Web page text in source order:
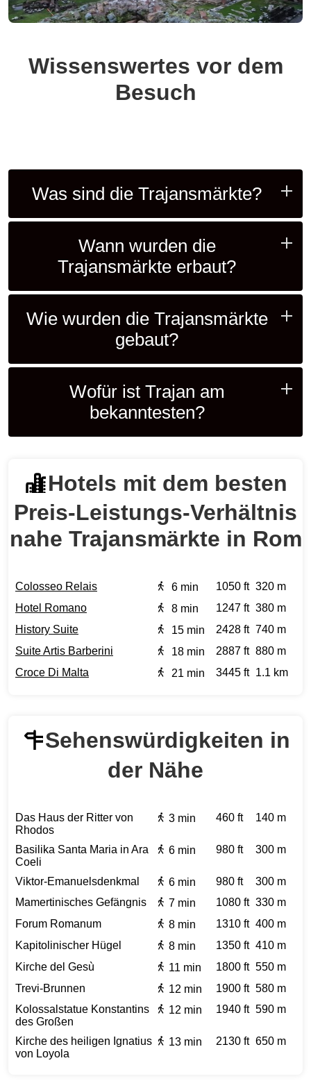
Wissenswertes vor dem
Besuch
Was sind die Trajansmärkte?
Wann wurden die
Trajansmärkte erbaut?
Wie wurden die Trajansmärkte
gebaut?
Wofür ist Trajan am
bekanntesten?
Hotels mit dem besten
Preis‑Leistungs‑Verhältnis
nahe Trajansmärkte in Rom
Colosseo Relais 6 min 1050 ft 320 m
Hotel Romano
8 min 1247 ft 380 m
History Suite
15 min 2428 ft 740 m
Suite Artis Barberini
18 min 2887 ft 880 m
Croce Di Malta
21 min 3445 ft 1.1 km
Sehenswürdigkeiten in
der Nähe
Das Haus der Ritter von
Rhodos
3 min 460 ft 140 m
Basilika Santa Maria in Ara
Coeli
6 min 980 ft 300 m
Viktor-Emanuelsdenkmal 6 min 980 ft
300 m
Mamertinisches Gefängnis
7 min 1080 ft 330 m
Forum Romanum
8 min 1310 ft 400 m
Kapitolinischer Hügel
8 min 1350 ft 410 m
Kirche del Gesù
11 min 1800 ft 550 m
Trevi-Brunnen
12 min 1900 ft 580 m
Kolossalstatue Konstantins
des Großen
12 min 1940 ft 590 m
Kirche des heiligen Ignatius
von Loyola
13 min 2130 ft 650 m